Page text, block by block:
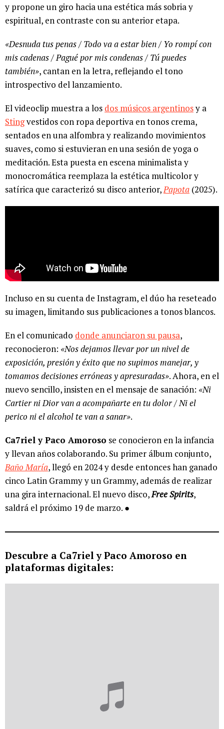
y propone un giro hacia una estética más sobria y
espiritual, en contraste con su anterior etapa.
«Desnuda tus penas / Todo va a estar bien / Yo rompí con
mis cadenas / Pagué por mis condenas / Tú puedes
también», cantan en la letra, reflejando el tono
introspectivo del lanzamiento.
El videoclip muestra a los dos músicos argentinosy a
Stingvestidos con ropa deportiva en tonos crema,
sentados en una alfombra y realizando movimientos
suaves, como si estuvieran en una sesión de yoga o
meditación. Esta puesta en escena minimalista y
monocromática reemplaza la estética multicolor y
satírica que caracterizó su disco anterior,Papota (2025).
Incluso en su cuenta de Instagram, el dúo ha reseteado
su imagen, limitando sus publicaciones a tonos blancos.
En el comunicado donde anunciaron su pausa,
reconocieron: «Nos dejamos llevar por un nivel de
exposición, presión y éxito que no supimos manejar, y
tomamos decisiones erróneas y apresuradas». Ahora, en el
nuevo sencillo, insisten en el mensaje de sanación: «Ni
Cartier ni Dior van a acompañarte en tu dolor / Ni el
perico ni el alcohol te van a sanar».
Ca7riel y Paco Amoroso se conocieron en la infancia
y llevan años colaborando. Su primer álbum conjunto,
Baño María, llegó en 2024 y desde entonces han ganado
cinco Latin Grammy y un Grammy, además de realizar
una gira internacional. El nuevo disco,Free Spirits,
saldrá el próximo 19 de marzo. ●
Descubre a Ca7riel y Paco Amoroso en
plataformas digitales: